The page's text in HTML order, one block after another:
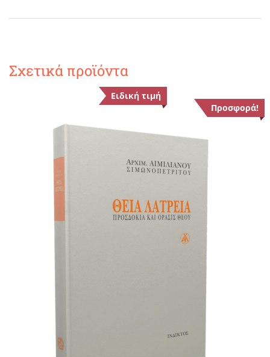
Σχετικά προϊόντα
Προσφορά!
Ειδική τιμή